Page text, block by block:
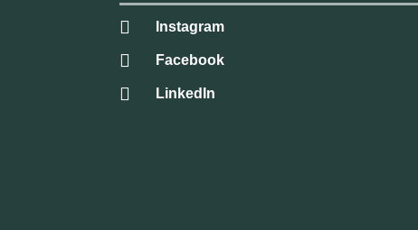
Instagram
Facebook
LinkedIn